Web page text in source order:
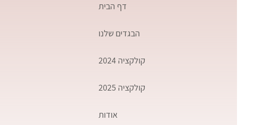
דף הבית
הבגדים שלנו
קולקציה 2024
קולקציה 2025
אודות